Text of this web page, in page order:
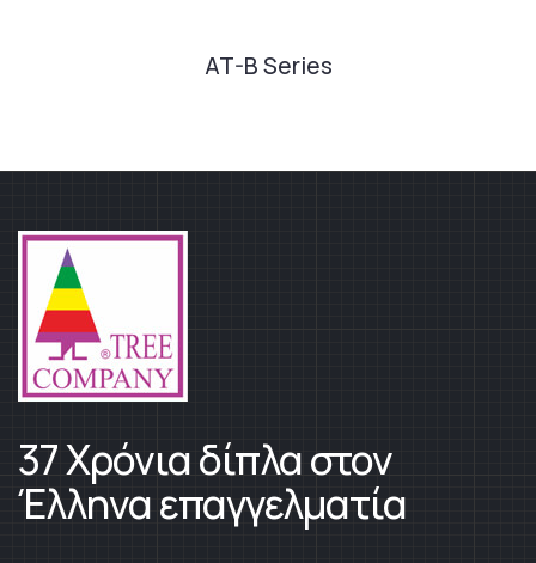
AT-B Series
37 Χρόνια δίπλα στον
Έλληνα επαγγελματία